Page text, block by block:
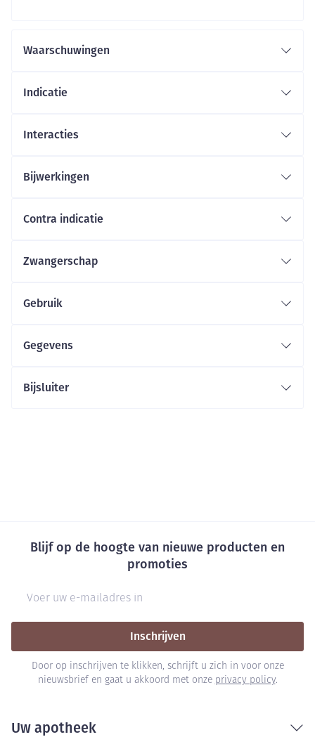
Waarschuwingen
Indicatie
Interacties
Bijwerkingen
Contra indicatie
Zwangerschap
Gebruik
Gegevens
Bijsluiter
Blijf op de hoogte van nieuwe producten en
promoties
Inschrijven
Door op inschrijven te klikken, schrijft u zich in voor onze
nieuwsbrief en gaat u akkoord met onze privacy policy.
Uw apotheek